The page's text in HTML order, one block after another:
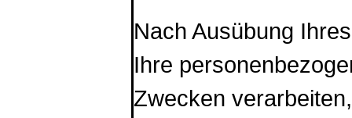
Nach Ausübung
Ihre
Zwecken